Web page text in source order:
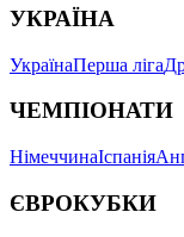
УКРАЇНА
УкраїнаПерша ліга
ЧЕМПІОНАТИ
НімеччинаІспанія
ЄВРОКУБКИ